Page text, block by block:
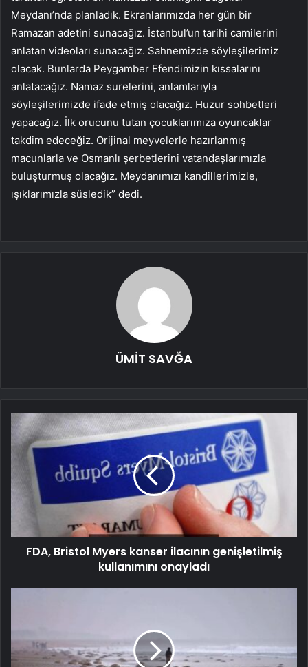
Meydanı’nda planladık. Ekranlarımızda her gün bir
Ramazan adetini sunacağız. İstanbul’un tarihi camilerini
anlatan videoları sunacağız. Sahnemizde söyleşilerimiz
olacak. Bunlarda Peygamber Efendimizin kıssalarını
anlatacağız. Namaz surelerini, anlamlarıyla
söyleşilerimizde ifade etmiş olacağız. Huzur sohbetleri
yapacağız. İlk orucunu tutan çocuklarımıza oyuncaklar
takdim edeceğiz. Orijinal meyvelerle hazırlanmış
macunlarla ve Osmanlı şerbetlerini vatandaşlarımızla
buluşturmuş olacağız. Meydanımızı kandillerimizle,
ışıklarımızla süsledik” dedi.
ÜMİT SAVĞA
FDA, Bristol Myers kanser ilacının genişletilmiş
kullanımını onayladı